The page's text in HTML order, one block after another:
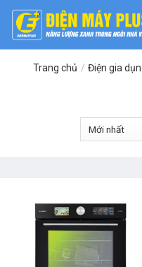
Skip
content
Trang chủ / Điện gia